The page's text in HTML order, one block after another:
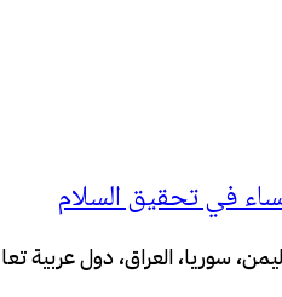
سوريا، العراق، دول عربية